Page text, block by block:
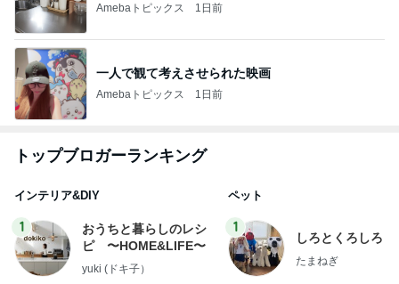
Amebaトピックス 1日前
一人で観て考えさせられた映画
Amebaトピックス 1日前
トップブロガーランキング
インテリア&DIY
1
おうちと暮らしのレシ
ピ 〜HOME&LIFE〜
yuki (ドキ子）
ペット
1
しろとくろしろ
たまねぎ